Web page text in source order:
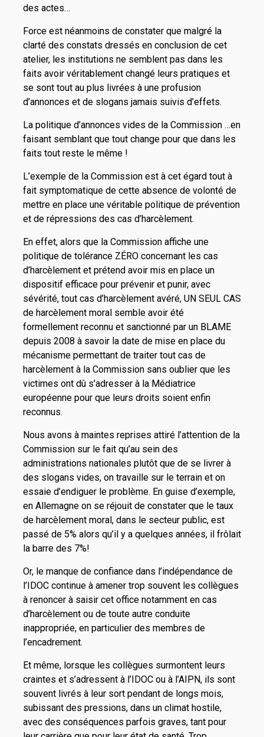
des actes…
Force est néanmoins de constater que malgré la
clarté des constats dressés en conclusion de cet
atelier, les institutions ne semblent pas dans les
faits avoir véritablement changé leurs pratiques et
se sont tout au plus livrées à une profusion
d’annonces et de slogans jamais suivis d’effets.
La politique d’annonces vides de la Commission …en
faisant semblant que tout change pour que dans les
faits tout reste le même !
L’exemple de la Commission est à cet égard tout à
fait symptomatique de cette absence de volonté de
mettre en place une véritable politique de prévention
et de répressions des cas d’harcèlement.
En effet, alors que la Commission affiche une
politique de tolérance ZÉRO concernant les cas
d’harcèlement et prétend avoir mis en place un
dispositif efficace pour prévenir et punir, avec
sévérité, tout cas d’harcèlement avéré, UN SEUL CAS
de harcèlement moral semble avoir été
formellement reconnu et sanctionné par un BLAME
depuis 2008 à savoir la date de mise en place du
mécanisme permettant de traiter tout cas de
harcèlement à la Commission sans oublier que les
victimes ont dû s’adresser à la Médiatrice
européenne pour que leurs droits soient enfin
reconnus.
Nous avons à maintes reprises attiré l’attention de la
Commission sur le fait qu’au sein des
administrations nationales plutôt que de se livrer à
des slogans vides, on travaille sur le terrain et on
essaie d’endiguer le problème. En guise d’exemple,
en Allemagne on se réjouit de constater que le taux
de harcèlement moral, dans le secteur public, est
passé de 5% alors qu’il y a quelques années, il frôlait
la barre des 7%!
Or, le manque de confiance dans l’indépendance de
l’IDOC continue à amener trop souvent les collègues
à renoncer à saisir cet office notamment en cas
d’harcèlement ou de toute autre conduite
inappropriée, en particulier des membres de
l’encadrement.
Et même, lorsque les collègues surmontent leurs
craintes et s’adressent à l’IDOC ou à l’AIPN, ils sont
souvent livrés à leur sort pendant de longs mois,
subissant des pressions, dans un climat hostile,
avec des conséquences parfois graves, tant pour